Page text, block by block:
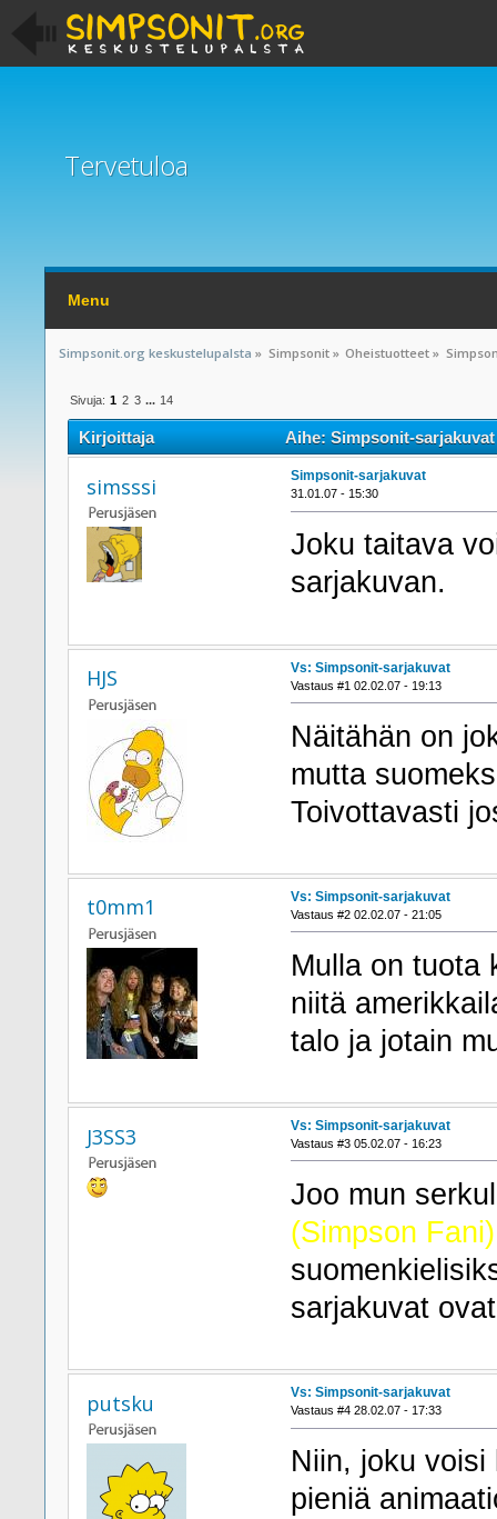
Tervetuloa
Menu
Simpsonit.org keskustelupalsta » Simpsonit» Oheistuotteet »
Sivuja: 1 2 3 ... 14
Kirjoittaja Aihe: Simpsonit-
simsssi Simpsonit-sarjakuvat
31.01.07 - 15:30
Joku taitava
sarjakuvan.
HJS Vs: Simpsonit-sarjakuvat
Vastaus #1 02.02.07 - 19:13
Näitähän on
mutta
Toivottavasti
t0mm1 Vs: Simpsonit-sarjakuvat
Vastaus #2 02.02.07 - 21:05
Mulla on tuota
niitä
talo ja jotain
J3SS3 Vs: Simpsonit-sarjakuvat
Vastaus #3 05.02.07 - 16:23
Joo mun
(Simpson Fani)
sarjakuvat
putsku Vs: Simpsonit-sarjakuvat
Vastaus #4 28.02.07 - 17:33
Niin, joku
pieniä